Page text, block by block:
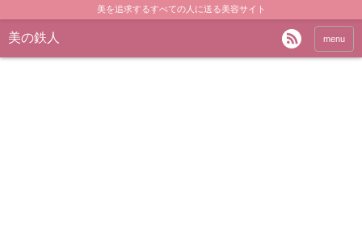
美を追求するすべての人に送る美容サイト
美の鉄人 menu